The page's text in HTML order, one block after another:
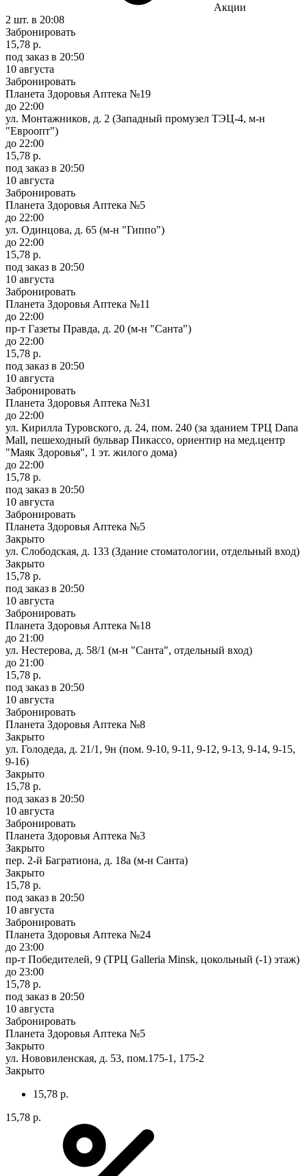
Акции
2 шт. в 20:08
Забронировать
15,78 р.
под заказ в 20:50
10 августа
Забронировать
Планета Здоровья Аптека №19
до 22:00
ул. Монтажников, д. 2 (Западный промузел ТЭЦ-4, м-н
"Евроопт")
до 22:00
15,78 р.
под заказ в 20:50
10 августа
Забронировать
Планета Здоровья Аптека №5
до 22:00
ул. Одинцова, д. 65 (м-н "Гиппо")
до 22:00
15,78 р.
под заказ в 20:50
10 августа
Забронировать
Планета Здоровья Аптека №11
до 22:00
пр-т Газеты Правда, д. 20 (м-н "Санта")
до 22:00
15,78 р.
под заказ в 20:50
10 августа
Забронировать
Планета Здоровья Аптека №31
до 22:00
ул. Кирилла Туровского, д. 24, пом. 240 (за зданием ТРЦ Dana
Mall, пешеходный бульвар Пикассо, ориентир на мед.центр
"Маяк Здоровья", 1 эт. жилого дома)
до 22:00
15,78 р.
под заказ в 20:50
10 августа
Забронировать
Планета Здоровья Аптека №5
Закрыто
ул. Слободская, д. 133 (Здание стоматологии, отдельный вход)
Закрыто
15,78 р.
под заказ в 20:50
10 августа
Забронировать
Планета Здоровья Аптека №18
до 21:00
ул. Нестерова, д. 58/1 (м-н "Санта", отдельный вход)
до 21:00
15,78 р.
под заказ в 20:50
10 августа
Забронировать
Планета Здоровья Аптека №8
Закрыто
ул. Голодеда, д. 21/1, 9н (пом. 9-10, 9-11, 9-12, 9-13, 9-14, 9-15,
9-16)
Закрыто
15,78 р.
под заказ в 20:50
10 августа
Забронировать
Планета Здоровья Аптека №3
Закрыто
пер. 2-й Багратиона, д. 18а (м-н Санта)
Закрыто
15,78 р.
под заказ в 20:50
10 августа
Забронировать
Планета Здоровья Аптека №24
до 23:00
пр-т Победителей, 9 (ТРЦ Galleria Minsk, цокольный (-1) этаж)
до 23:00
15,78 р.
под заказ в 20:50
10 августа
Забронировать
Планета Здоровья Аптека №5
Закрыто
ул. Нововиленская, д. 53, пом.175-1, 175-2
Закрыто
15,78 р.
15,78 р.